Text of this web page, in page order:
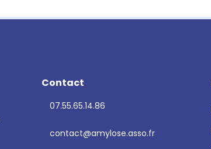
Contact
07.55.65.14.86
contact@amylose.asso.fr